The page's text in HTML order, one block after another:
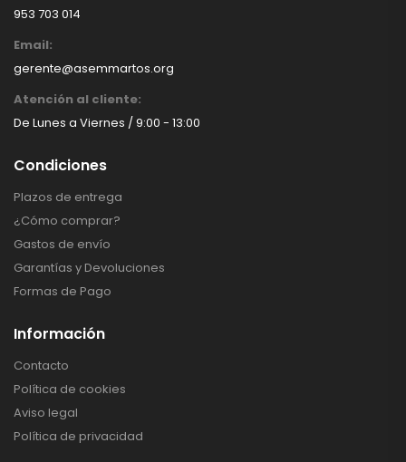
953 703 014
Email:
gerente@asemmartos.org
Atención al cliente:
De Lunes a Viernes / 9:00 - 13:00
Condiciones
Plazos de entrega
¿Cómo comprar?
Gastos de envío
Garantías y Devoluciones
Formas de Pago
Información
Contacto
Política de cookies
Aviso legal
Política de privacidad